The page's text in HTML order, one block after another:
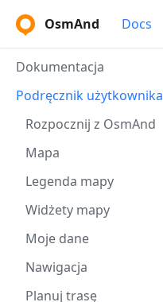
OsmAnd Docs
Dokumentacja
Podręcznik użytkownika
Rozpocznij z OsmAnd
Mapa
Legenda mapy
Widżety mapy
Moje dane
Nawigacja
Planuj trasę